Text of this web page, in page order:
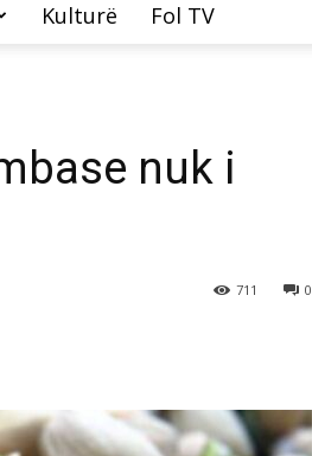
Kulturë Fol TV
nuk i
0
711